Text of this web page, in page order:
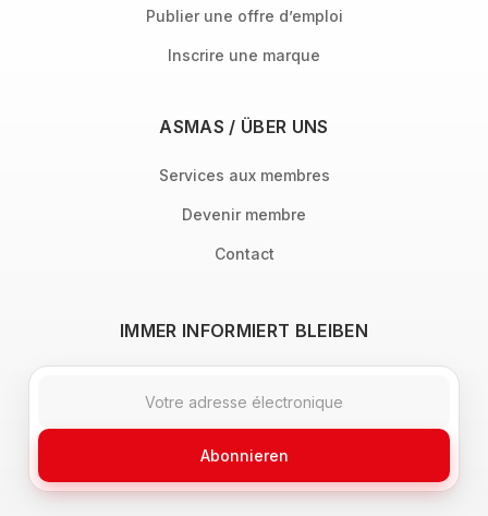
Publier une offre d’emploi
Inscrire une marque
ASMAS / ÜBER UNS
Services aux membres
Devenir membre
Contact
IMMER INFORMIERT BLEIBEN
Abonnieren